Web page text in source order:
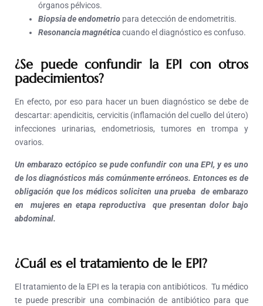
órganos pélvicos.
Biopsia de endometrio para detección de endometritis.
Resonancia magnéticacuando el diagnóstico es confuso.
¿Se puede confundir la EPI con otros
padecimientos?
En efecto, por eso para hacer un buen diagnóstico se debe de
descartar: apendicitis, cervicitis (inflamación del cuello del útero)
infecciones urinarias, endometriosis, tumores en trompa y
ovarios.
Un embarazo ectópico se pude confundir con una EPI, y es uno
de los diagnósticos más comúnmente erróneos. Entonces es de
obligación que los médicos soliciten una prueba de embarazo
en mujeres en etapa reproductiva que presentan dolor bajo
abdominal.
¿Cuál es el tratamiento de le EPI?
El tratamiento de la EPI es la terapia con antibióticos. Tu médico
te puede prescribir una combinación de antibiótico para que